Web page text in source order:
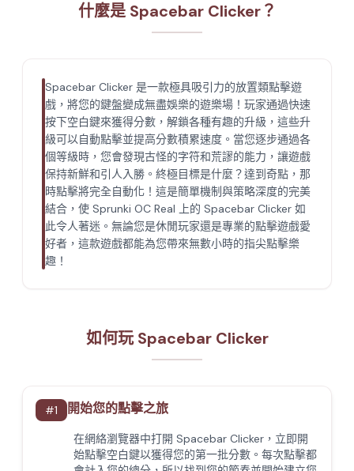
什麼是 Spacebar Clicker？
Spacebar Clicker 是一款極具吸引力的放置類點擊遊
戲，將您的鍵盤變成無盡娛樂的遊樂場！玩家通過快速
按下空白鍵來獲得分數，解鎖各種有趣的升級，這些升
級可以自動點擊並提高分數積累速度。當您逐步通過各
個等級時，您會發現古怪的字符和荒謬的能力，讓遊戲
保持新鮮和引人入勝。終極目標是什麼？達到奇點，那
時點擊將完全自動化！這是簡單機制與策略深度的完美
結合，使 Sprunki OC Real 上的 Spacebar Clicker 如
此令人著迷。無論您是休閒玩家還是專業的點擊遊戲愛
好者，這款遊戲都能為您帶來無數小時的指尖點擊樂
趣！
如何玩 Spacebar Clicker
#1 開始您的點擊之旅
在網絡瀏覽器中打開 Spacebar Clicker，立即開
始點擊空白鍵以獲得您的第一批分數。每次點擊都